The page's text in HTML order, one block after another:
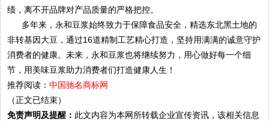
绩，离不开品牌对产品质量的严格把控。
多年来，永和豆浆始终致力于保障食品安全，精选东北黑土地的
非转基因大豆，通过16道精制工艺精心打造，坚持用满满的诚意守护
消费者的健康。未来，永和豆浆也将继续努力，用心做好每一个细
节，用美味豆浆助力消费者们打造健康人生！
推荐阅读：中国驰名商标网
（正文已结束）
免责声明及提醒： 此文内容为本网所转载企业宣传资讯，该相关信息